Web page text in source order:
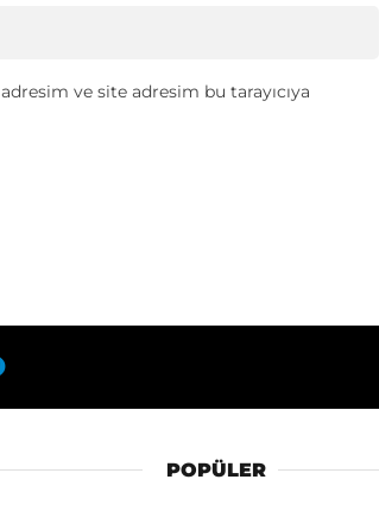
ve site adresim bu tarayıcıya
POPÜLER